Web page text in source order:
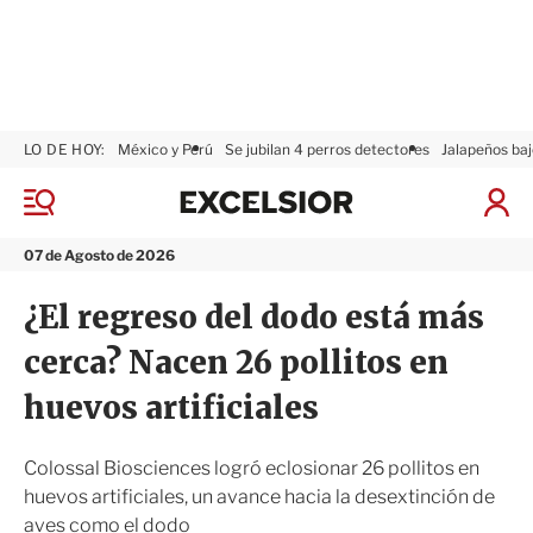
M
n
07 de Agosto de 2026
LO DE HOY: México y Perú Se jubilan 4 perros detectores Jalapeños
I
x
i
o
r
¿El regreso del dodo está más
cerca? Nacen 26 pollitos en
huevos artificiales
Colossal Biosciences logró eclosionar 26 pollitos en
huevos artificiales, un avance hacia la desextinción de
aves como el dodo